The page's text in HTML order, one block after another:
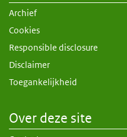
Archief
Cookies
Responsible disclosure
Disclaimer
Toegankelijkheid
Over deze site